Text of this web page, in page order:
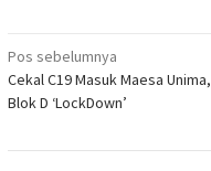
Navigasi
pos
Pos sebelumnya
Cekal C19 Masuk Maesa Unima,
Blok D ‘LockDown’